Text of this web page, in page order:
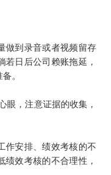
做到录音或者视频留存
若日后公司赖账拖延，
。
眼，注意证据的收集，
作安排、绩效考核的不
绩效考核的不合理性，